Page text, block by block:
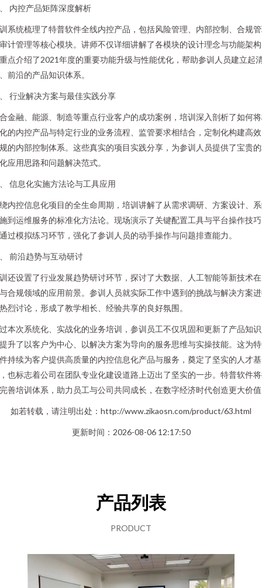
内控产品矩阵深度解析
系统梳理了特普软件全线内控产品，包括风险管理、内部控制、合规
计管理等核心模块。讲师不仅详细讲解了各模块的设计理念与功能架
点介绍了2021年度的重要功能升级与性能优化，帮助参训人员建立起
前沿的产品知识体系。
行业解决方案与最佳实践分享
金融、能源、制造等重点行业客户的成功案例，培训深入剖析了如何
的内控产品与特定行业的业务流程、监管要求相结合，定制化构建高
的内部控制体系。这些真实的项目实践分享，为参训人员提供了宝贵
应用思路和问题解决范式。
信息化实施方法论与工具应用
内控信息化项目的全生命周期，培训讲解了从需求调研、方案设计、
到运维服务的标准化方法论。现场演示了关键配置工具与平台操作技
过模拟练习环节，强化了参训人员的动手操作与问题排查能力。
前沿趋势与互动研讨
还设置了行业发展趋势研讨环节，探讨了大数据、人工智能等新技术
合规领域的应用前景。参训人员就实际工作中遇到的挑战与解决方案
烈讨论，形成了教学相长、经验共享的良好氛围。
本次系统化、实战化的业务培训，参训员工不仅巩固和更新了产品知
升了以客户为中心、以解决方案为导向的服务思维与实操技能。这为
持续为客户提供高质量的内控信息化产品与服务，奠定了坚实的人才基
也标志着公司在团队专业化建设道路上迈出了坚实的一步。特普软件
善培训体系，助力员工与公司共同成长，在数字经济时代创造更大价
如若转载，请注明出处：http://www.zikaosn.com/product/63.html
更新时间：2026-08-06 12:17:50
产品列表
PRODUCT